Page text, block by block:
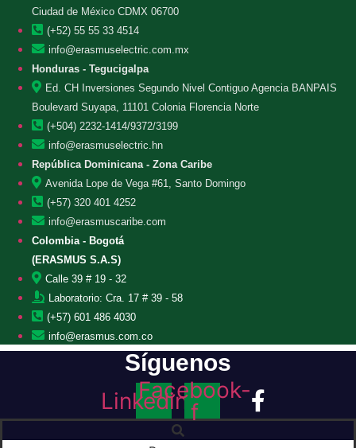
Ciudad de México CDMX 06700
(+52) 55 55 33 4514
info@erasmuselectric.com.mx
Honduras - Tegucigalpa
Ed. CH Inversiones Segundo Nivel Contiguo Agencia BANPAIS
Boulevard Suyapa, 11101 Colonia Florencia Norte
(+504) 2232-1414/9372/3199
info@erasmuselectric.hn
República Dominicana - Zona Caribe
Avenida Lope de Vega #61, Santo Domingo
(+57) 320 401 4252
info@erasmuscaribe.com
Colombia - Bogotá
(ERASMUS S.A.S)
Calle 39 # 19 - 32
Laboratorio: Cra. 17 # 39 - 58
(+57) 601 486 4030
info@erasmus.com.co
Síguenos
Linkedin
Facebook-
f